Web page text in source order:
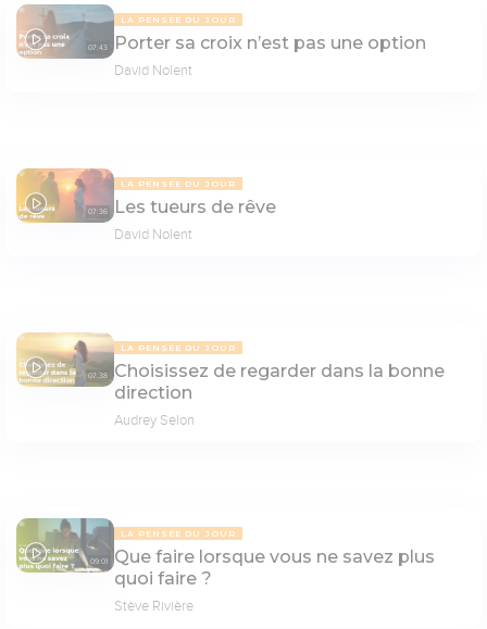
07:43
LA PENSÉE DU JOUR
Porter sa croix n’est pas une option
David Nolent
07:36
LA PENSÉE DU JOUR
Les tueurs de rêve
David Nolent
07:38
LA PENSÉE DU JOUR
Choisissez de regarder dans la bonne
direction
Audrey Selon
09:01
LA PENSÉE DU JOUR
Que faire lorsque vous ne savez plus
quoi faire ?
Stève Rivière